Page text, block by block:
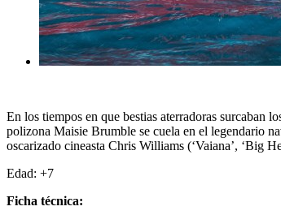
En los tiempos en que bestias aterradoras surcaban
polizona Maisie Brumble se cuela en el legendario
oscarizado cineasta Chris Williams (‘Vaiana’, ‘Big
Edad: +7
Ficha técnica: